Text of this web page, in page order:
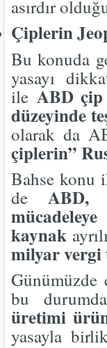
asırdır
Çiplerin
Bu konuda
yasayı
ile ABD
düzeyinde
olarak da
çiplerin”
Bahse konu
deABD,
kaynak
milyar vergi
bu
üretimi
yasayla